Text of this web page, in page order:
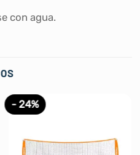
con agua.
- 24%